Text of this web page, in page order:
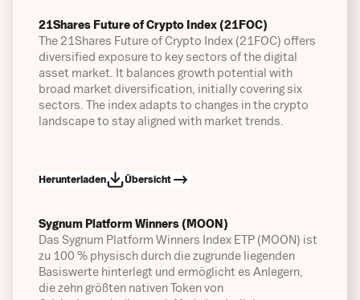
Emittentenspezifische Zusammenfassungen
Autorisierte Teilnehmer (APs)
Satzung der Gesellschaft
Vergangene Performance
21Shares Future of Crypto Index (21FOC)
The 21Shares Future of Crypto Index (21FOC) offers
diversified exposure to key sectors of the digital
asset market. It balances growth potential with
broad market diversification, initially covering six
sectors. The index adapts to changes in the crypto
landscape to stay aligned with market trends.
Herunterladen Übersicht
Sygnum Platform Winners (MOON)
Das Sygnum Platform Winners Index ETP (MOON) ist
zu 100 % physisch durch die zugrunde liegenden
Basiswerte hinterlegt und ermöglicht es Anlegern,
die zehn größten nativen Token von